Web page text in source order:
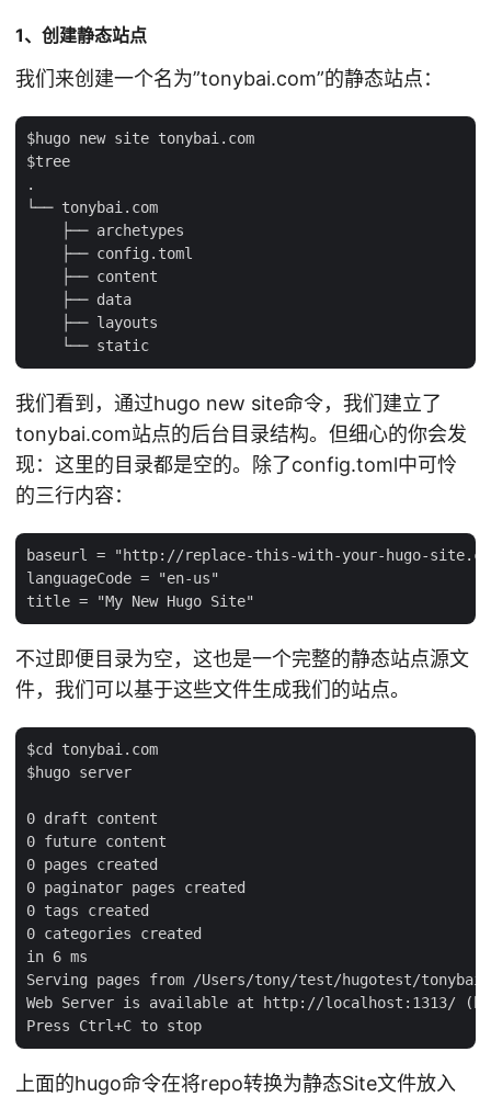
1、创建静态站点
我们来创建一个名为”tonybai.com”的静态站点：
$hugo new site tonybai.com
$tree
.
└── tonybai.com
    ├── archetypes
    ├── config.toml
    ├── content
    ├── data
    ├── layouts
我们看到，通过hugo new site命令，我们建立了
tonybai.com站点的后台目录结构。但细心的你会发
现：这里的目录都是空的。除了config.toml中可怜
的三行内容：
baseurl = "http://replace-this-with-your-hugo-
languageCode = "en-us"
不过即便目录为空，这也是一个完整的静态站点源文
件，我们可以基于这些文件生成我们的站点。
$cd tonybai.com
$hugo server
0 draft content
0 future content
0 pages created
0 paginator pages created
0 tags created
0 categories created
in 6 ms
Serving pages from /Users/tony/test/hugotest/
Web Server is available at http://localhost:1313/
上面的hugo命令在将repo转换为静态Site文件放入